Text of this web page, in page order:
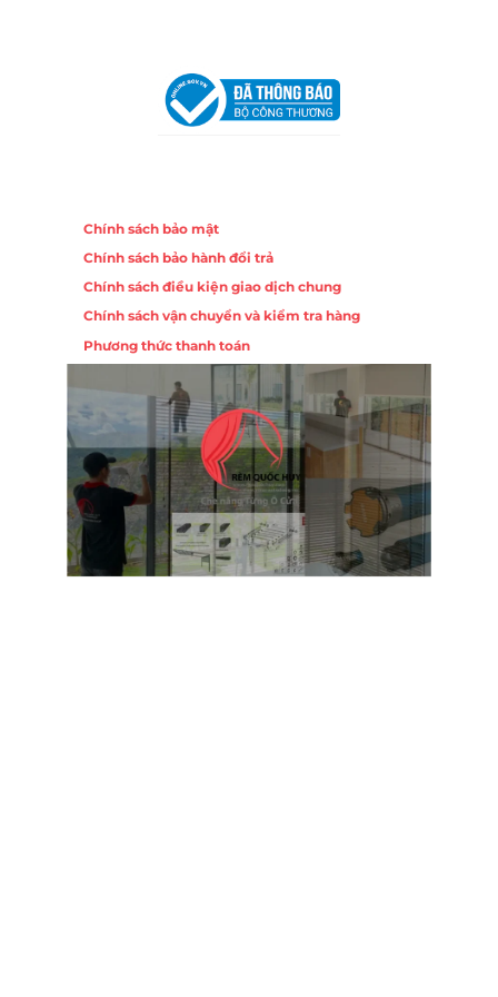
Chính sách bảo mật
Chính sách bảo hành đổi trả
Chính sách điều kiện giao dịch chung
Chính sách vận chuyển và kiểm tra hàng
Phương thức thanh toán